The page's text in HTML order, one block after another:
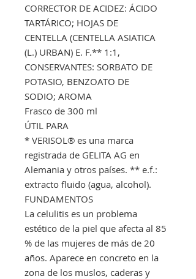
CORRECTOR DE ACIDEZ: ÁCIDO
TARTÁRICO; HOJAS DE
CENTELLA (CENTELLA ASIATICA
(L.) URBAN) E. F.** 1:1,
CONSERVANTES: SORBATO DE
POTASIO, BENZOATO DE
SODIO; AROMA
Frasco de 300 ml
ÚTIL PARA
* VERISOL® es una marca
registrada de GELITA AG en
Alemania y otros países. ** e.f.:
extracto fluido (agua, alcohol).
FUNDAMENTOS
La celulitis es un problema
estético de la piel que afecta al 85
% de las mujeres de más de 20
años. Aparece en concreto en la
zona de los muslos, caderas y